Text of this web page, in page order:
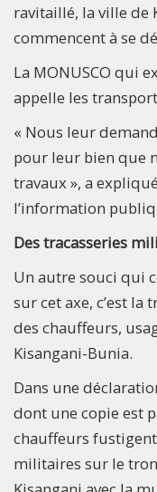
ravitaillé, la ville de
commencent à se
La MONUSCO qui
appelle les
« Nous leur
pour leur bien que
travaux », a
l’information
Des tracasseries
Un autre souci qui
sur cet axe, c’est la
des chauffeurs,
Kisangani-Bunia.
Dans une
dont une copie est
chauffeurs
militaires sur le